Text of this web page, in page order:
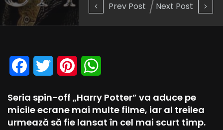
Prev Post Next Post
Facebook
Twitter Pinterest
Seria spin-off „Harry Potter” va aduce pe
micile ecrane mai multe filme, iar al treilea
urmează să fie lansat în cel mai scurt timp.